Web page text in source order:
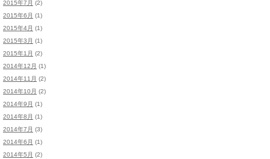
2015年7月 (2)
2015年6月 (1)
2015年4月 (1)
2015年3月 (1)
2015年1月 (2)
2014年12月 (1)
2014年11月 (2)
2014年10月 (2)
2014年9月 (1)
2014年8月 (1)
2014年7月 (3)
2014年6月 (1)
2014年5月 (2)